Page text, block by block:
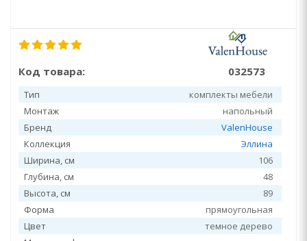
Код товара: 032573
Тип
комплекты мебели
Монтаж
напольный
Бренд
ValenHouse
Коллекция
Эллина
Ширина, см
106
Глубина, см
48
Высота, см
89
Форма
прямоугольная
Цвет
темное дерево